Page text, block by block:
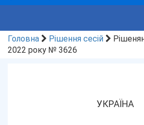
Головна
Рішення сесій
2022 року № 3626
УКРАЇНА